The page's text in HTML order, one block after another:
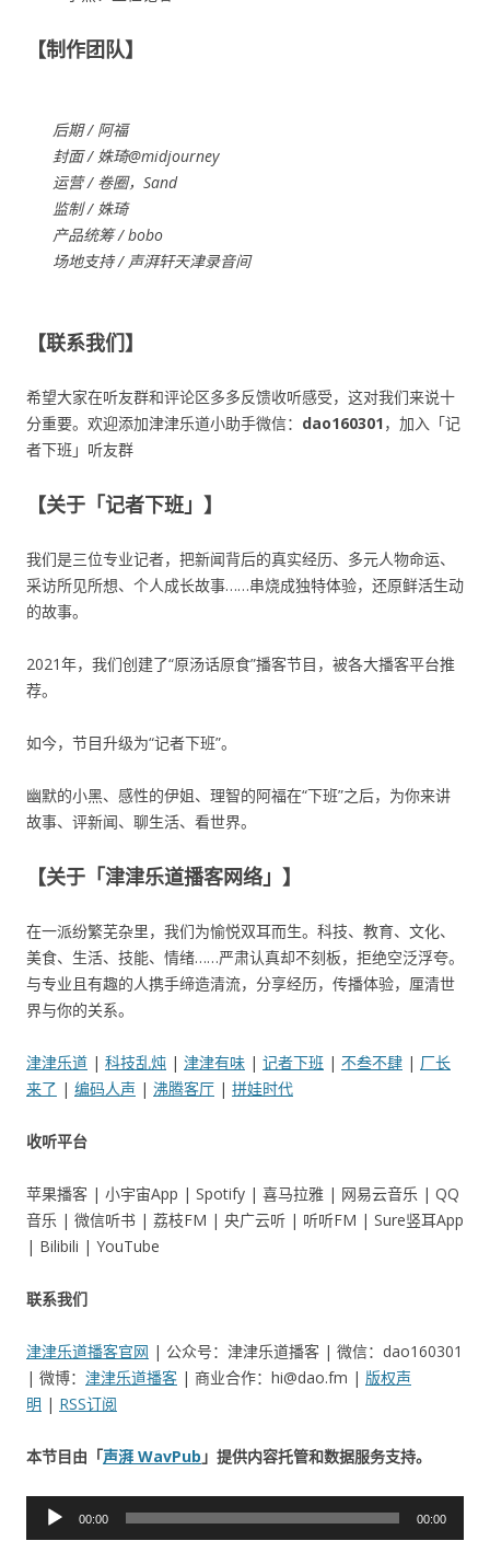
【制作团队】
后期 / 阿福
封面 / 姝琦@midjourney
运营 / 卷圈，Sand
监制 / 姝琦
产品统筹 / bobo
场地支持 / 声湃轩天津录音间
【联系我们】
希望大家在听友群和评论区多多反馈收听感受，这对我们来说十
分重要。欢迎添加津津乐道小助手微信： dao160301，加入「记
者下班」听友群
【关于「记者下班」】
我们是三位专业记者，把新闻背后的真实经历、多元人物命运、
采访所见所想、个人成长故事……串烧成独特体验，还原鲜活生动
的故事。
2021年，我们创建了“原汤话原食”播客节目，被各大播客平台推
荐。
如今，节目升级为“记者下班”。
幽默的小黑、感性的伊姐、理智的阿福在“下班”之后，为你来讲
故事、评新闻、聊生活、看世界。
【关于「津津乐道播客网络」】
在一派纷繁芜杂里，我们为愉悦双耳而生。科技、教育、文化、
美食、生活、技能、情绪……严肃认真却不刻板，拒绝空泛浮夸。
与专业且有趣的人携手缔造清流，分享经历，传播体验，厘清世
界与你的关系。
津津乐道 | 科技乱炖 | 津津有味 | 记者下班 | 不叁不肆 | 厂长
来了 | 编码人声 | 沸腾客厅 | 拼娃时代
收听平台
苹果播客 | 小宇宙App | Spotify | 喜马拉雅 | 网易云音乐 | QQ
音乐 | 微信听书 | 荔枝FM | 央广云听 | 听听FM | Sure竖耳App
| Bilibili | YouTube
联系我们
津津乐道播客官网 | 公众号：津津乐道播客 | 微信：dao160301
| 微博： 津津乐道播客 | 商业合作：hi@dao.fm | 版权声
明 | RSS订阅
本节目由「声湃 WavPub 」提供内容托管和数据服务支持。
00:00 00:00